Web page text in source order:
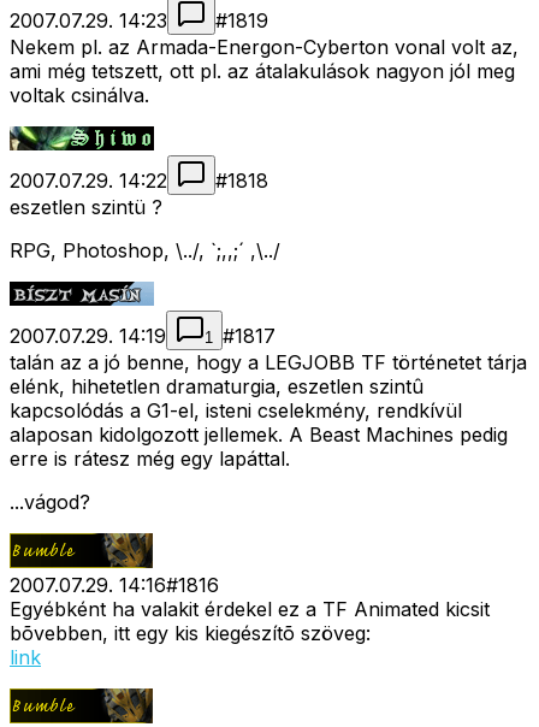
2007.07.29. 14:23
#1819
Nekem pl. az Armada-Energon-Cyberton vonal volt az,
ami még tetszett, ott pl. az átalakulások nagyon jól meg
voltak csinálva.
2007.07.29. 14:22 #1818
eszetlen szintü ?
RPG, Photoshop, \../, `;,,;´ ,\../
2007.07.29. 14:19 1 #1817
talán az a jó benne, hogy a LEGJOBB TF történetet tárja
elénk, hihetetlen dramaturgia, eszetlen szintû
kapcsolódás a G1-el, isteni cselekmény, rendkívül
alaposan kidolgozott jellemek. A Beast Machines pedig
erre is rátesz még egy lapáttal.
...vágod?
2007.07.29. 14:16#1816
Egyébként ha valakit érdekel ez a TF Animated kicsit
bõvebben, itt egy kis kiegészítõ szöveg:
link